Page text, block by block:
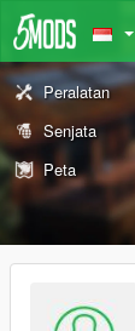
Peralatan
Senjata
Peta